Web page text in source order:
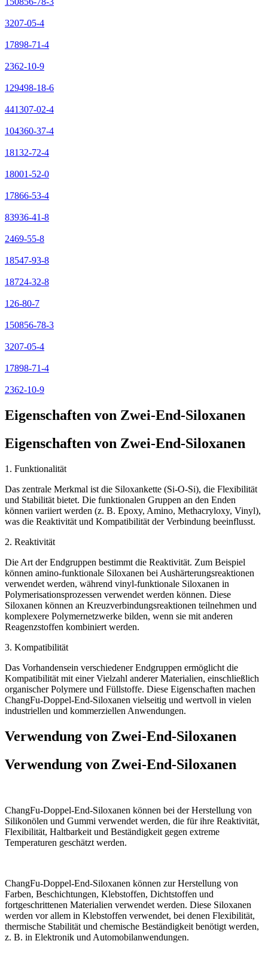
3207-05-4
17898-71-4
2362-10-9
129498-18-6
441307-02-4
104360-37-4
18132-72-4
18001-52-0
17866-53-4
83936-41-8
2469-55-8
18547-93-8
18724-32-8
126-80-7
150856-78-3
3207-05-4
17898-71-4
2362-10-9
Eigenschaften von Zwei-End-Siloxanen
Eigenschaften von Zwei-End-Siloxanen
1. Funktionalität
Das zentrale Merkmal ist die Siloxankette (Si-O-Si), die Flexibilität
und Stabilität bietet. Die funktionalen Gruppen an den Enden
können variiert werden (z. B. Epoxy, Amino, Methacryloxy, Vinyl),
was die Reaktivität und Kompatibilität der Verbindung beeinflusst.
2. Reaktivität
Die Art der Endgruppen bestimmt die Reaktivität. Zum Beispiel
können amino-funktionale Siloxanen bei Aushärterungsreaktionen
verwendet werden, während vinyl-funktionale Siloxanen in
Polymerisationsprozessen verwendet werden können. Diese
Siloxanen können an Kreuzverbindungsreaktionen teilnehmen und
komplexere Polymernetzwerke bilden, wenn sie mit anderen
Reagenzstoffen kombiniert werden.
3. Kompatibilität
Das Vorhandensein verschiedener Endgruppen ermöglicht die
Kompatibilität mit einer Vielzahl anderer Materialien, einschließlich
organischer Polymere und Füllstoffe. Diese Eigenschaften machen
ChangFu-Doppel-End-Siloxanen vielseitig und wertvoll in vielen
industriellen und kommerziellen Anwendungen.
Verwendung von Zwei-End-Siloxanen
Verwendung von Zwei-End-Siloxanen
ChangFu-Doppel-End-Siloxanen können bei der Herstellung von
Silikonölen und Gummi verwendet werden, die für ihre Reaktivität,
Flexibilität, Haltbarkeit und Beständigkeit gegen extreme
Temperaturen geschätzt werden.
ChangFu-Doppel-End-Siloxanen können zur Herstellung von
Farben, Beschichtungen, Klebstoffen, Dichtstoffen und
fortgeschrittenen Materialien verwendet werden. Diese Siloxanen
werden vor allem in Klebstoffen verwendet, bei denen Flexibilität,
thermische Stabilität und chemische Beständigkeit benötigt werden,
z. B. in Elektronik und Automobilanwendungen.